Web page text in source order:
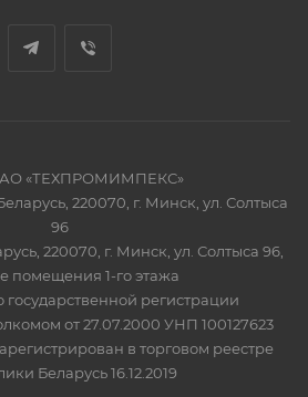
«ТЕХПРОМИМПЕКС»
220070, г. Минск, ул. Солтыса
96
220070, г. Минск, ул. Солтыса 96,
помещения 1-го этажа
государственной регистрации
от 27.07.2000 УНП 100127623
в торговом реестре
Беларусь 16.12.2019